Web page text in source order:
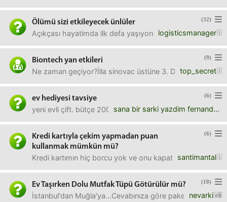
(32)
Ölümü sizi etkileyecek ünlüler
logisticsmanager
Açıkçası hayatimda ilk defa yaşıyorum ama bu hafta
(9)
Biontech yan etkileri
top_secret
Ne zaman geçiyor?İlla sinovac üstüne 3. Doz biontech ol
(6)
ev hediyesi tavsiye
sana bir sarki yazdim fernando
yeni evli çift. bütçe 200tl civarı. eşya konusunda bir
(6)
Kredi kartıyla çekim yapmadan puan
kullanmak mümkün mü?
santimantal
Kredi kartımın hiç borcu yok ve onu kapattıracağım.
(10)
Ev Taşırken Dolu Mutfak Tüpü Götürülür mü?
nevarki
İstanbul'dan Muğla'ya...Cevabınıza göre